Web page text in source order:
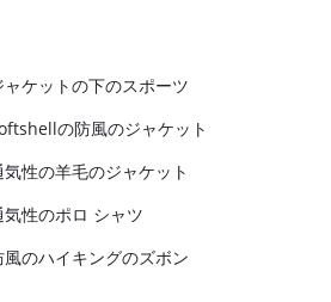
ャケットの下のスポーツ
の防風のジャケット
気性の羊毛のジャケット
気性のポロ シャツ
風のハイキングのズボン